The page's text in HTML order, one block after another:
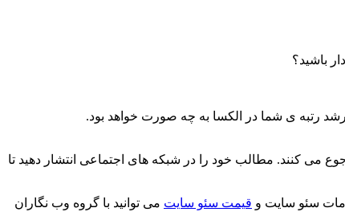
باشید؟
می کنند. مطالب خود را در شبکه های اجتماعی انتشار دهید تا
سئو سایت و قیمت سئو سایت می توانید با گروه وب نگاران